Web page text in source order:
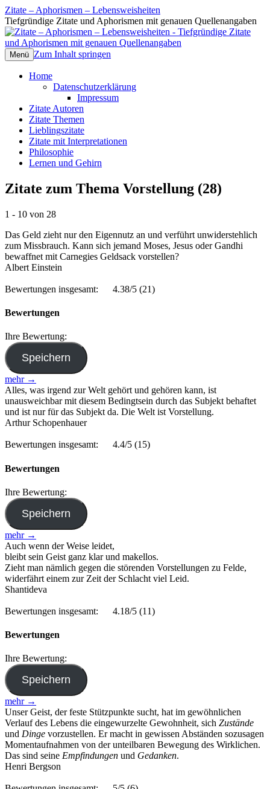
Zitate – Aphorismen – Lebensweisheiten
Tiefgründige Zitate und Aphorismen mit genauen Quellenangaben
Menü Zum Inhalt springen
Home
Datenschutzerklärung
Impressum
Zitate Autoren
Zitate Themen
Lieblingszitate
Zitate mit Interpretationen
Philosophie
Lernen und Gehirn
Zitate zum Thema Vorstellung (28)
1 - 10 von 28
Das Geld zieht nur den Eigennutz an und verführt unwiderstehlich
zum Missbrauch. Kann sich jemand Moses, Jesus oder Gandhi
bewaffnet mit Carnegies Geldsack vorstellen?
Albert Einstein
Bewertungen insgesamt: 4.38/5 (21)
Bewertungen
Ihre Bewertung:
mehr →
Alles, was irgend zur Welt gehört und gehören kann, ist
unausweichbar mit diesem Bedingtsein durch das Subjekt behaftet
und ist nur für das Subjekt da. Die Welt ist Vorstellung.
Arthur Schopenhauer
Bewertungen insgesamt: 4.4/5 (15)
Bewertungen
Ihre Bewertung:
mehr →
Auch wenn der Weise leidet,
bleibt sein Geist ganz klar und makellos.
Zieht man nämlich gegen die störenden Vorstellungen zu Felde,
widerfährt einem zur Zeit der Schlacht viel Leid.
Shantideva
Bewertungen insgesamt: 4.18/5 (11)
Bewertungen
Ihre Bewertung:
mehr →
Unser Geist, der feste Stützpunkte sucht, hat im gewöhnlichen
Verlauf des Lebens die eingewurzelte Gewohnheit, sich Zustände
und Dinge vorzustellen. Er macht in gewissen Abständen sozusagen
Momentaufnahmen von der unteilbaren Bewegung des Wirklichen.
Das sind seine Empfindungen und Gedanken.
Henri Bergson